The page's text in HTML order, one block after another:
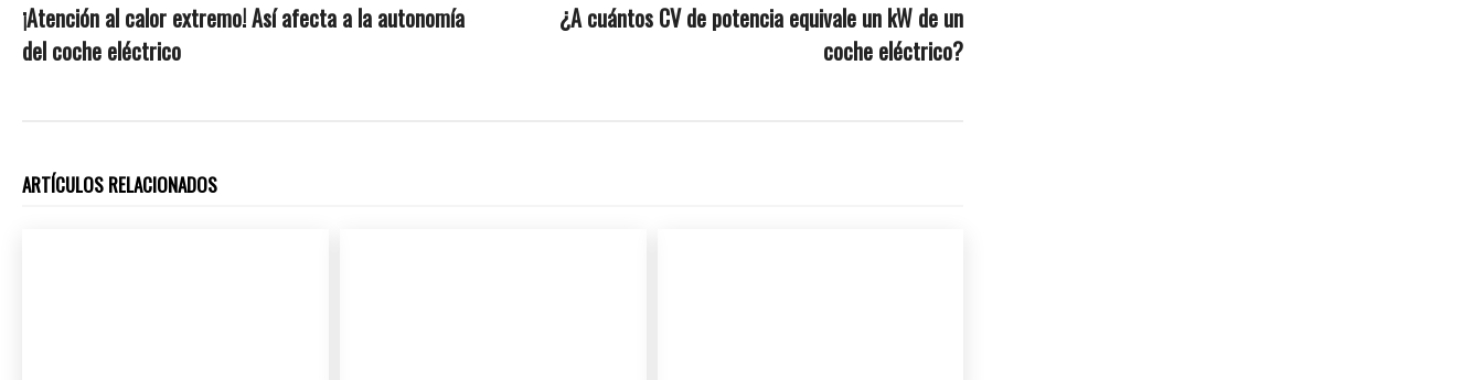
¡Atención al calor extremo! Así afecta a la autonomía
del coche eléctrico
¿A cuántos CV de potencia equivale un kW de un
coche eléctrico?
ARTÍCULOS RELACIONADOS